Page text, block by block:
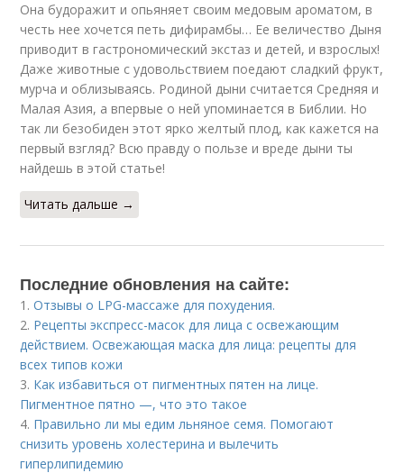
Она будоражит и опьяняет своим медовым ароматом, в
честь нее хочется петь дифирамбы… Ее величество Дыня
приводит в гастрономический экстаз и детей, и взрослых!
Даже животные с удовольствием поедают сладкий фрукт,
мурча и облизываясь. Родиной дыни считается Средняя и
Малая Азия, а впервые о ней упоминается в Библии. Но
так ли безобиден этот ярко желтый плод, как кажется на
первый взгляд? Всю правду о пользе и вреде дыни ты
найдешь в этой статье!
Читать дальше →
Последние обновления на сайте:
1.Отзывы о LPG-массаже для похудения.
2. Рецепты экспресс-масок для лица с освежающим
действием. Освежающая маска для лица: рецепты для
всех типов кожи
3. Как избавиться от пигментных пятен на лице.
Пигментное пятно —, что это такое
4. Правильно ли мы едим льняное семя. Помогают
снизить уровень холестерина и вылечить
гиперлипидемию